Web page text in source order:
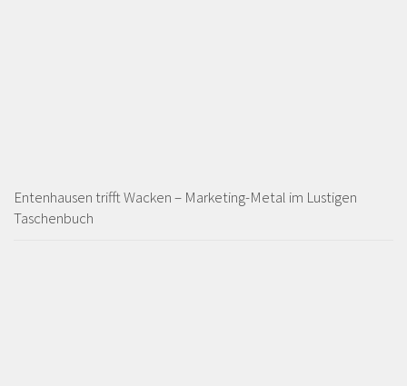
Entenhausen trifft Wacken – Marketing-Metal im Lustigen
Taschenbuch